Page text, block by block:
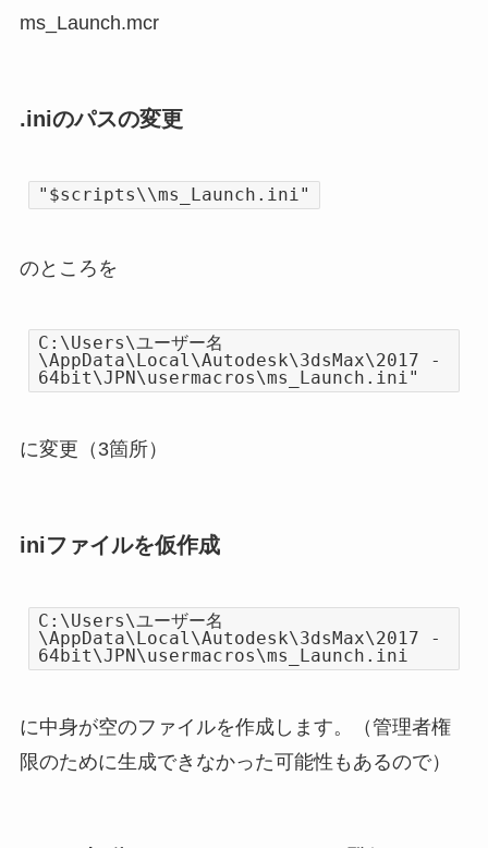
ms_Launch.mcr
.iniのパスの変更
"$scripts\\ms_Launch.ini"
のところを
C:\Users\ユーザー名
\AppData\Local\Autodesk\3dsMax\2017 -
64bit\JPN\usermacros\ms_Launch.ini"
に変更（3箇所）
iniファイルを仮作成
C:\Users\ユーザー名
\AppData\Local\Autodesk\3dsMax\2017 -
64bit\JPN\usermacros\ms_Launch.ini
に中身が空のファイルを作成します。（管理者権
限のために生成できなかった可能性もあるので）